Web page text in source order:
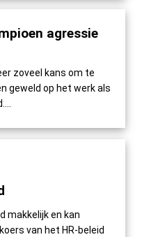
agressie
zoveel kans om te
geweld op het werk als
makkelijk en kan
van het HR-beleid